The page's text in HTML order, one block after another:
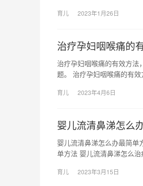
育儿 2023年1月26日
治疗孕妇咽喉痛的
治疗孕妇咽喉痛的有效方法
题。 治疗孕妇咽喉痛的
育儿 2023年4月6日
婴儿流清鼻涕怎么
婴儿流清鼻涕怎么办最简单
单方法 婴儿流清鼻涕怎么
育儿 2023年3月15日